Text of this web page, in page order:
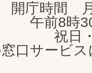
開庁時間
午前8時
祝日
口サービ